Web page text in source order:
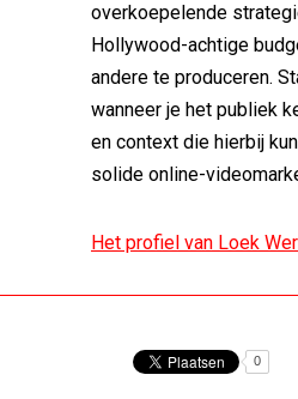
overkoepelende
Hollywood-achtige
andere te produceren.
wanneer je het publiek
en context die hierbij
solide online-
Het profiel van Loek
0